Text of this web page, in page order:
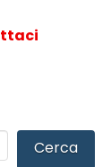
Cerca